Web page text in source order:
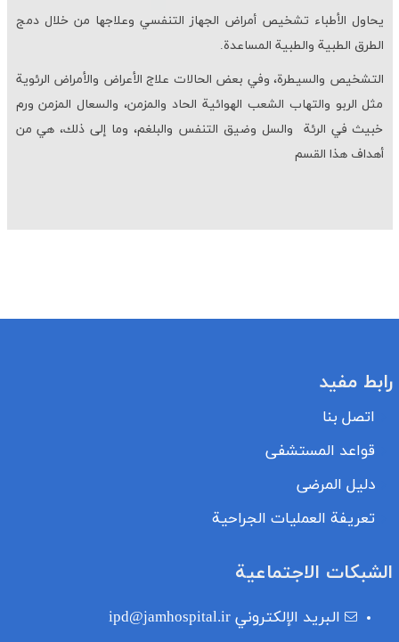
يحاول الأطباء تشخيص أمراض الجهاز التنفسي وعلاجها من خلال دمج
الطرق الطبية والطبية المساعدة.
التشخيص والسيطرة، وفي بعض الحالات علاج الأعراض والأمراض الرئوية
مثل الربو والتهاب الشعب الهوائية الحاد والمزمن، والسعال المزمن ورم
خبيث في الرئة والسل وضيق التنفس والبلغم، وما إلى ذلك، هي من
أهداف هذا القسم
رابط مفيد
اتصل بنا
قواعد المستشفى
دليل المرضى
تعريفة العمليات الجراحية
الشبكات الاجتماعية
البريد الإلكتروني ipd@jamhospital.ir